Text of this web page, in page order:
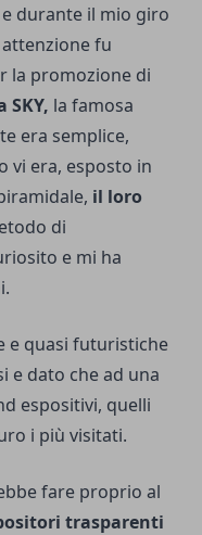
durante il mio giro
fu
la promozione di
la famosa
era semplice,
vi era, esposto in
il loro
di
e mi ha
e quasi futuristiche
e dato che ad una
espositivi, quelli
i più visitati.
fare proprio al
trasparenti